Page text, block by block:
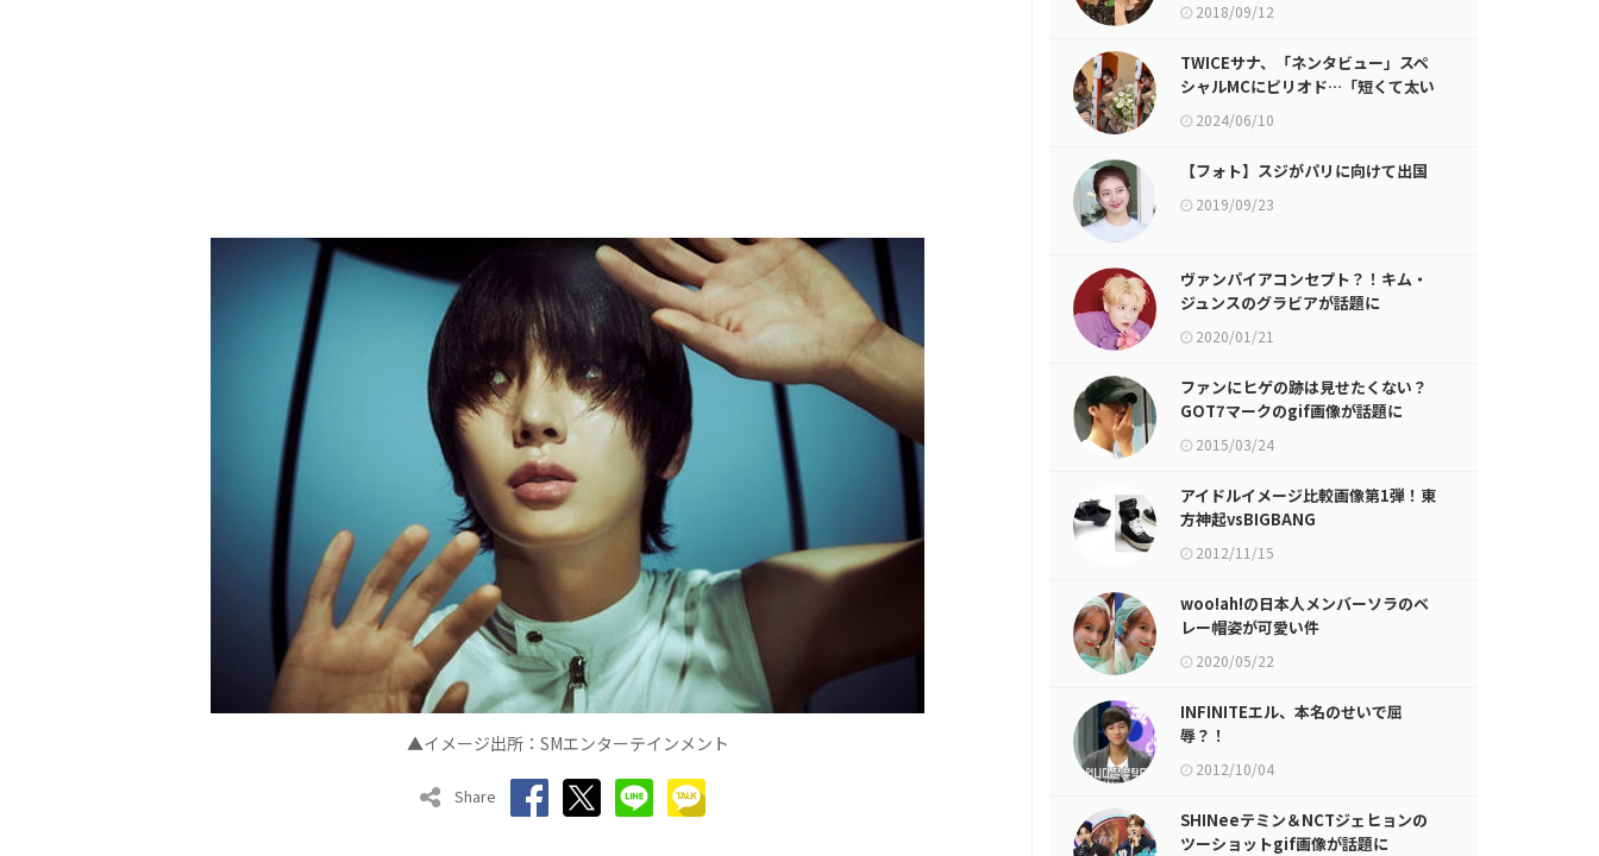
▲イメージ出所：SMエンターテインメント
Share
2018/09/12
TWICEサナ、「ネンタビュー」スペ
シャルMCにピリオド…「短くて太い
時間…とても貴重だった」
2024/06/10
【フォト】スジがパリに向けて出国
2019/09/23
ヴァンパイアコンセプト？！キム・
ジュンスのグラビアが話題に
2020/01/21
ファンにヒゲの跡は見せたくない？
GOT7マークのgif画像が話題に
2015/03/24
アイドルイメージ比較画像第1弾！東
方神起vsBIGBANG
2012/11/15
woo!ah!の日本人メンバーソラのベ
レー帽姿が可愛い件
2020/05/22
INFINITEエル、本名のせいで屈
辱？！
2012/10/04
SHINeeテミン＆NCTジェヒョンの
ツーショットgif画像が話題に